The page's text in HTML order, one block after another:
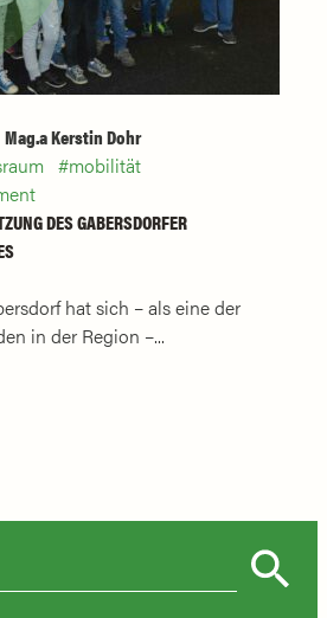
Mag.a Kerstin Dohr
mobilität
DES GABERSDORFER
hat sich – als eine der
in der Region –...